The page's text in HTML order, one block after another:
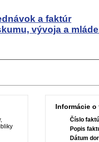
a faktúr
vývoja a
Informácie o
Číslo
Popis
Dátum